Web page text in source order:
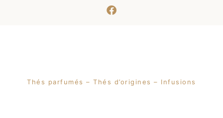
Thés parfumés – Thés d’origines – Infusions